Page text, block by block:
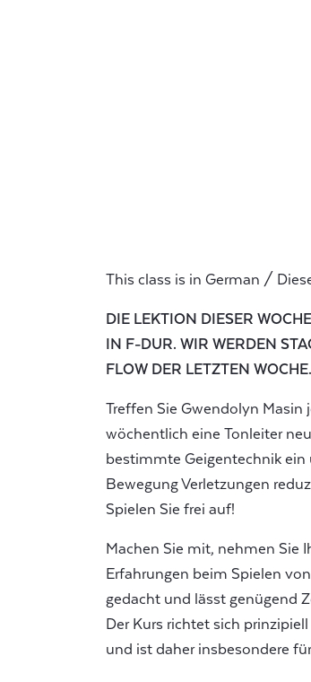
This class is in German /
DIE LEKTION DIESER
IN F-DUR. WIR WERDEN
FLOW DER LETZTEN WOCHE.
Treffen Sie Gwendolyn
wöchentlich eine Tonleiter
bestimmte Geigentechnik ein
Bewegung Verletzungen
Spielen Sie frei auf!
Machen Sie mit, nehmen Sie
Erfahrungen beim Spielen
gedacht und lässt genügend
Der Kurs richtet sich
und ist daher insbesondere